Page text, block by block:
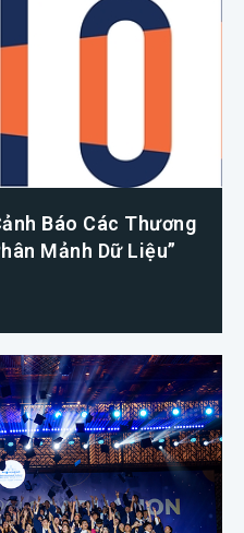
Báo Các Thương
Mảnh Dữ Liệu”